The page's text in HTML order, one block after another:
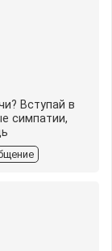
Вступай в
симпатии,